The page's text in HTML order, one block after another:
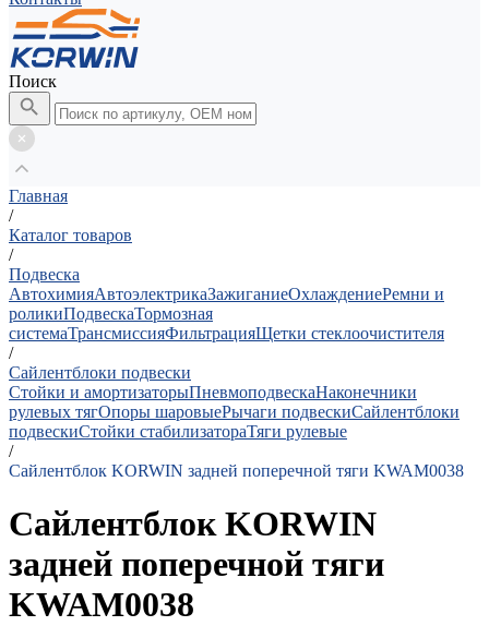
Поиск
Главная
/
Каталог товаров
/
Подвеска
АвтохимияАвтоэлектрикаЗажиганиеОхлаждениеРемни и
роликиПодвескаТормозная
системаТрансмиссияФильтрацияЩетки стеклоочистителя
/
Сайлентблоки подвески
Стойки и амортизаторыПневмоподвескаНаконечники
рулевых тягОпоры шаровыеРычаги подвескиСайлентблоки
подвескиСтойки стабилизатораТяги рулевые
/
Сайлентблок KORWIN задней поперечной тяги KWAM0038
Сайлентблок KORWIN
задней поперечной тяги
KWAM0038